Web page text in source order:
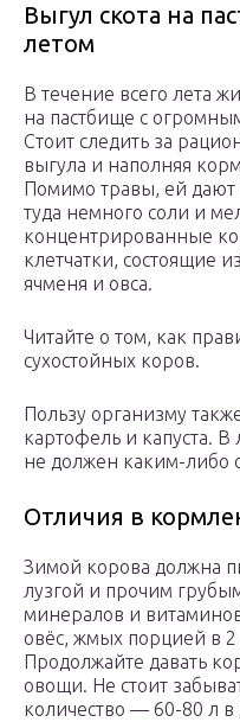
Выгул скота на
летом
В течение всего лета
на пастбище с
Стоит следить за
выгула и наполняя
Помимо травы, ей дают
туда немного соли и
концентрированные
клетчатки, состоящие
ячменя и овса.
Читайте о том, как
сухостойных коров.
Пользу организму
картофель и капуста. В
не должен каким-либо
Отличия в
Зимой корова должна
лузгой и прочим
минералов и
овёс, жмых порцией в
Продолжайте давать
овощи. Не стоит
количество — 60-80 л в